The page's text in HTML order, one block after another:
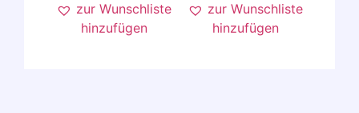
zur Wunschliste
hinzufügen
zur Wunschliste
hinzufügen